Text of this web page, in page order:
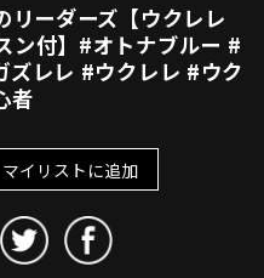
リーダーズ【ウクレレ
ン付】#オトナブルー #
ズレレ #ウクレレ #ウク
者
マイリストに追加